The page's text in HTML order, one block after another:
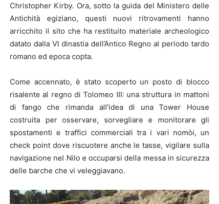
Christopher Kirby. Ora, sotto la guida del Ministero delle
Antichità egiziano, questi nuovi ritrovamenti hanno
arricchito il sito che ha restituito materiale archeologico
datato dalla VI dinastia dell’Antico Regno al periodo tardo
romano ed epoca copta.
Come accennato, è stato scoperto un posto di blocco
risalente al regno di Tolomeo III: una struttura in mattoni
di fango che rimanda all’idea di una Tower House
costruita per osservare, sorvegliare e monitorare gli
spostamenti e traffici commerciali tra i vari nomòi, un
check point dove riscuotere anche le tasse, vigilare sulla
navigazione nel Nilo e occuparsi della messa in sicurezza
delle barche che vi veleggiavano.